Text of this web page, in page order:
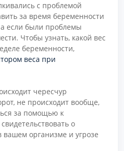
с проблемой
за время беременности
если были проблемы
Чтобы узнать, какой вес
беременности,
веса при
чересчур
не происходит вообще,
за помощью к
о
организме и угрозе